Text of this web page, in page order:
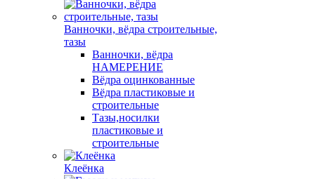
Ванночки, вёдра строительные,
тазы
Ванночки, вёдра
НАМЕРЕНИЕ
Вёдра оцинкованные
Вёдра пластиковые и
строительные
Тазы,носилки
пластиковые и
строительные
Клеёнка